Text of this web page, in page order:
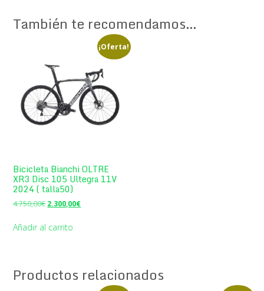
También te recomendamos…
¡Oferta!
Bicicleta Bianchi OLTRE
XR3 Disc 105 Ultegra 11V
2024 ( talla50)
4.750,00€ El
original
2.300,00€El
Añadir al carrito
Productos relacionados